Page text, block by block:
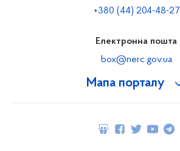
Мапа порталу
+380 (44) 204-48-27
Електронна пошта
box@nerc.gov.ua